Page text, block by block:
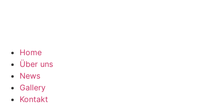
Home
Über uns
News
Gallery
Kontakt